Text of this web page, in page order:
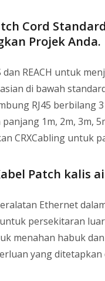
Cord
Projek Anda.
dan REACH untuk
di bawah
RJ45 berbilang
1m, 2m, 3m,
CRXCabling untuk
Patch kalis
Ethernet
persekitaran
menahan habuk
yang ditetapkan